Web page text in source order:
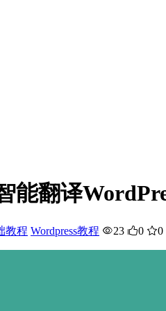
能翻译
教程 Wordpress教程 23 0 0